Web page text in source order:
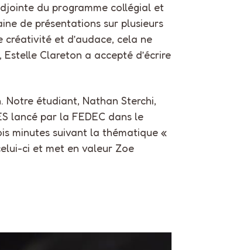
du programme collégial et
de présentations sur plusieurs
créativité et d’audace, cela ne
Clareton a accepté d’écrire
Notre étudiant, Nathan Sterchi,
lancé par la FEDEC dans le
minutes suivant la thématique «
ci et met en valeur Zoe